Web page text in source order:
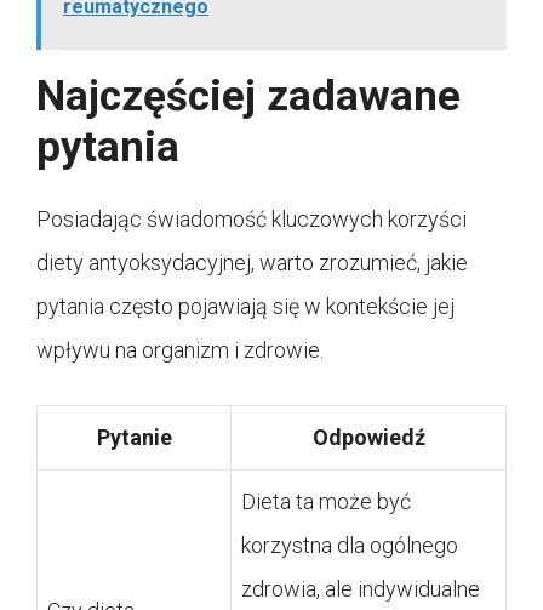
reumatycznego
Najczęściej zadawane
pytania
Posiadając świadomość kluczowych korzyści
diety antyoksydacyjnej, warto zrozumieć, jakie
pytania często pojawiają się w kontekście jej
wpływu na organizm i zdrowie.
Pytanie Odpowiedź
Dieta ta może być
korzystna dla ogólnego
zdrowia, ale indywidualne